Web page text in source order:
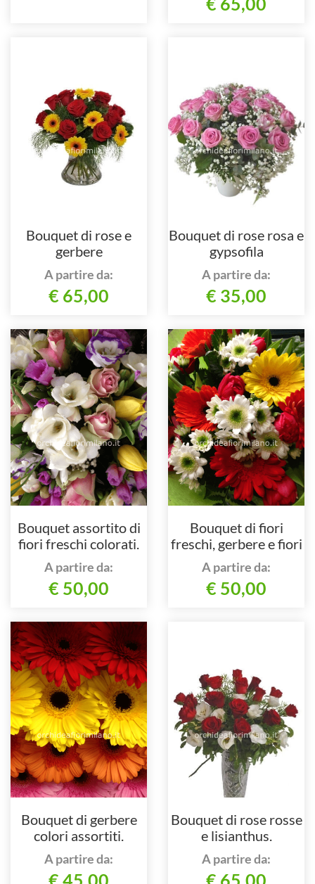
Bouquet di rose e
gerbere
A partire da:
€ 65,00
Bouquet di rose rosa e
gypsofila
A partire da:
€ 35,00
Bouquet assortito di
fiori freschi colorati.
A partire da:
€ 50,00
Bouquet di fiori
freschi, gerbere e fiori
colorati
A partire da:
€ 50,00
Bouquet di gerbere
colori assortiti.
A partire da:
€ 45,00
Bouquet di rose rosse
e lisianthus.
A partire da:
€ 65,00